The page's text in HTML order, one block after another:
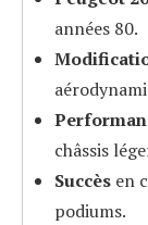
années 80.
châssis
Succèsen
podiums.